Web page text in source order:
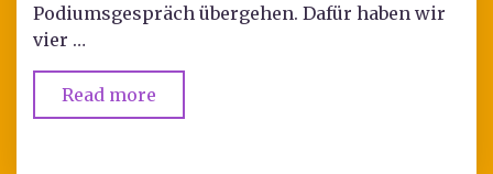
Podiumsgespräch übergehen. Dafür haben wir
vier …
Read more